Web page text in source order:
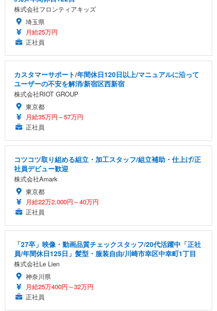
株式会社フロンティアキッズ
埼玉県
月給25万円
正社員
カスタマーサポート/年間休日120日以上/マニュアルに沿って
ユーザーの不安を解消/新宿区西新宿
株式会社RIOT GROUP
東京都
月給35万円～57万円
正社員
コツコツ取り組める組立・加工スタッフ/組立補助・仕上げ/正
社員デビュー歓迎
株式会社Amark
東京都
月給22万2,000円～40万円
正社員
「27卒」映像・動画品質チェックスタッフ/20代活躍中「正社
員/年間休日125日」髪型・服装自由/川崎市幸区中幸町1丁目
株式会社Le Lien
神奈川県
月給25万400円～32万円
正社員